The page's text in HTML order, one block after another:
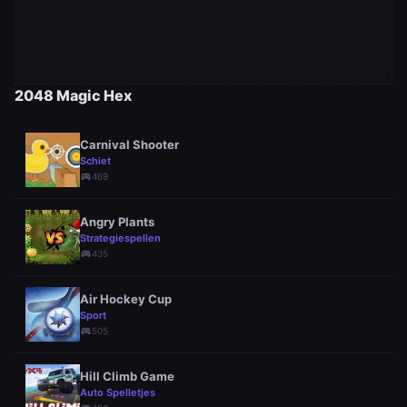
2048 Magic Hex
Carnival Shooter
Schiet
sports_esports469
Angry Plants
Strategiespellen
sports_esports435
Air Hockey Cup
Sport
sports_esports505
Hill Climb Game
Auto Spelletjes